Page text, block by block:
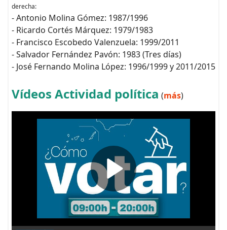
derecha:
- Antonio Molina Gómez: 1987/1996
- Ricardo Cortés Márquez: 1979/1983
- Francisco Escobedo Valenzuela: 1999/2011
- Salvador Fernández Pavón: 1983 (Tres días)
- José Fernando Molina López: 1996/1999 y 2011/2015
Vídeos Actividad política (más)